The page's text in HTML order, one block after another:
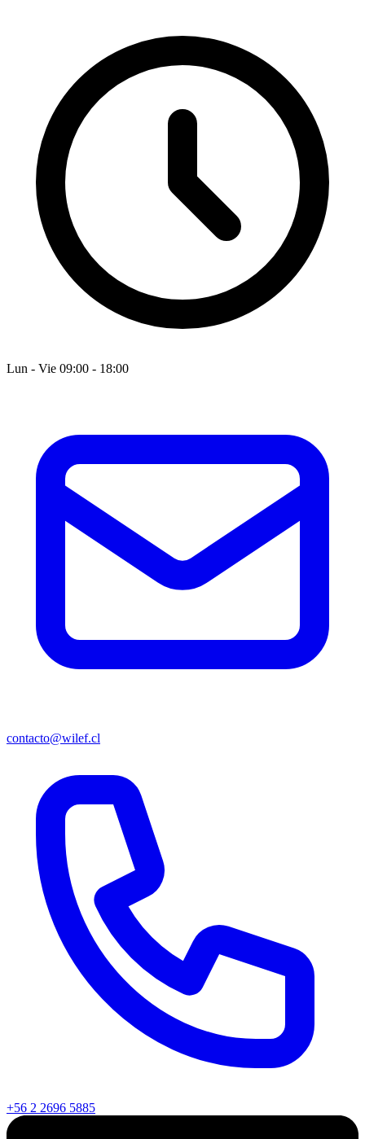
Lun - Vie 09:00 - 18:00
contacto@wilef.cl
+56 2 2696 5885